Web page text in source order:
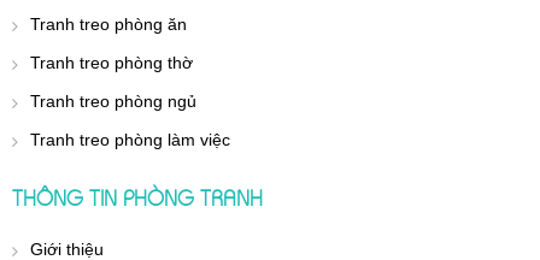
Tranh treo phòng ăn
Tranh treo phòng thờ
Tranh treo phòng ngủ
Tranh treo phòng làm việc
THÔNG TIN PHÒNG TRANH
Giới thiệu